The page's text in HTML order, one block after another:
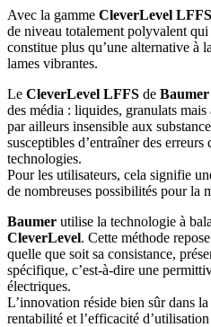
Avec la gamme CleverLevel LFFS
de niveau totalement polyvalent
constitue plus qu’une alternative à
lames vibrantes.
Le CleverLevel LFFS de Baumer
des média : liquides, granulats
par ailleurs insensible aux
susceptibles d’entraîner des
technologies.
Pour les utilisateurs, cela signifie
de nombreuses possibilités pour la
Baumer utilise la technologie à
CleverLevel. Cette méthode
quelle que soit sa consistance,
spécifique, c’est-à-dire une
électriques.
L’innovation réside bien sûr dans
rentabilité et l’efficacité